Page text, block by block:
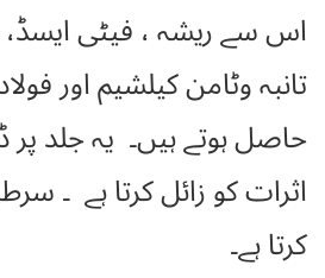
اس سے ریشہ ، فیٹی
تانبہ وٹامن کیلشیم اور
حاصل ہوتے ہیں۔ یہ جلد
اثرات کو زائل کرتا ہے ۔
کرتا ہے۔